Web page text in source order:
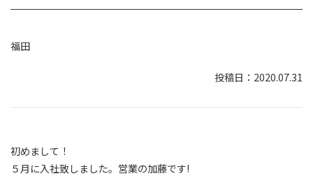
福田
2020.07.31
初めまして！
５月に入社致しました。営業の加藤です!